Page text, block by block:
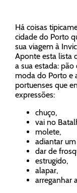
Há coisas
cidade do Porto
sua viagem à
Aponte esta lista
a sua estada:
moda do Porto e
portuenses que
expressões:
chuço,
vai no
molete,
adiantar
dar de
estrugido,
alapar,
arreganhar